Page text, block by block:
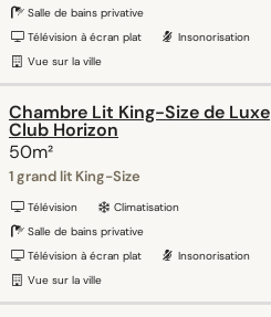
Salle de bains privative
Télévision à écran plat
Insonorisation
Vue sur la ville
Chambre Lit King-Size de Luxe
Club Horizon
50m²
1 grand lit King-Size
Télévision
Climatisation
Salle de bains privative
Télévision à écran plat
Insonorisation
Vue sur la ville